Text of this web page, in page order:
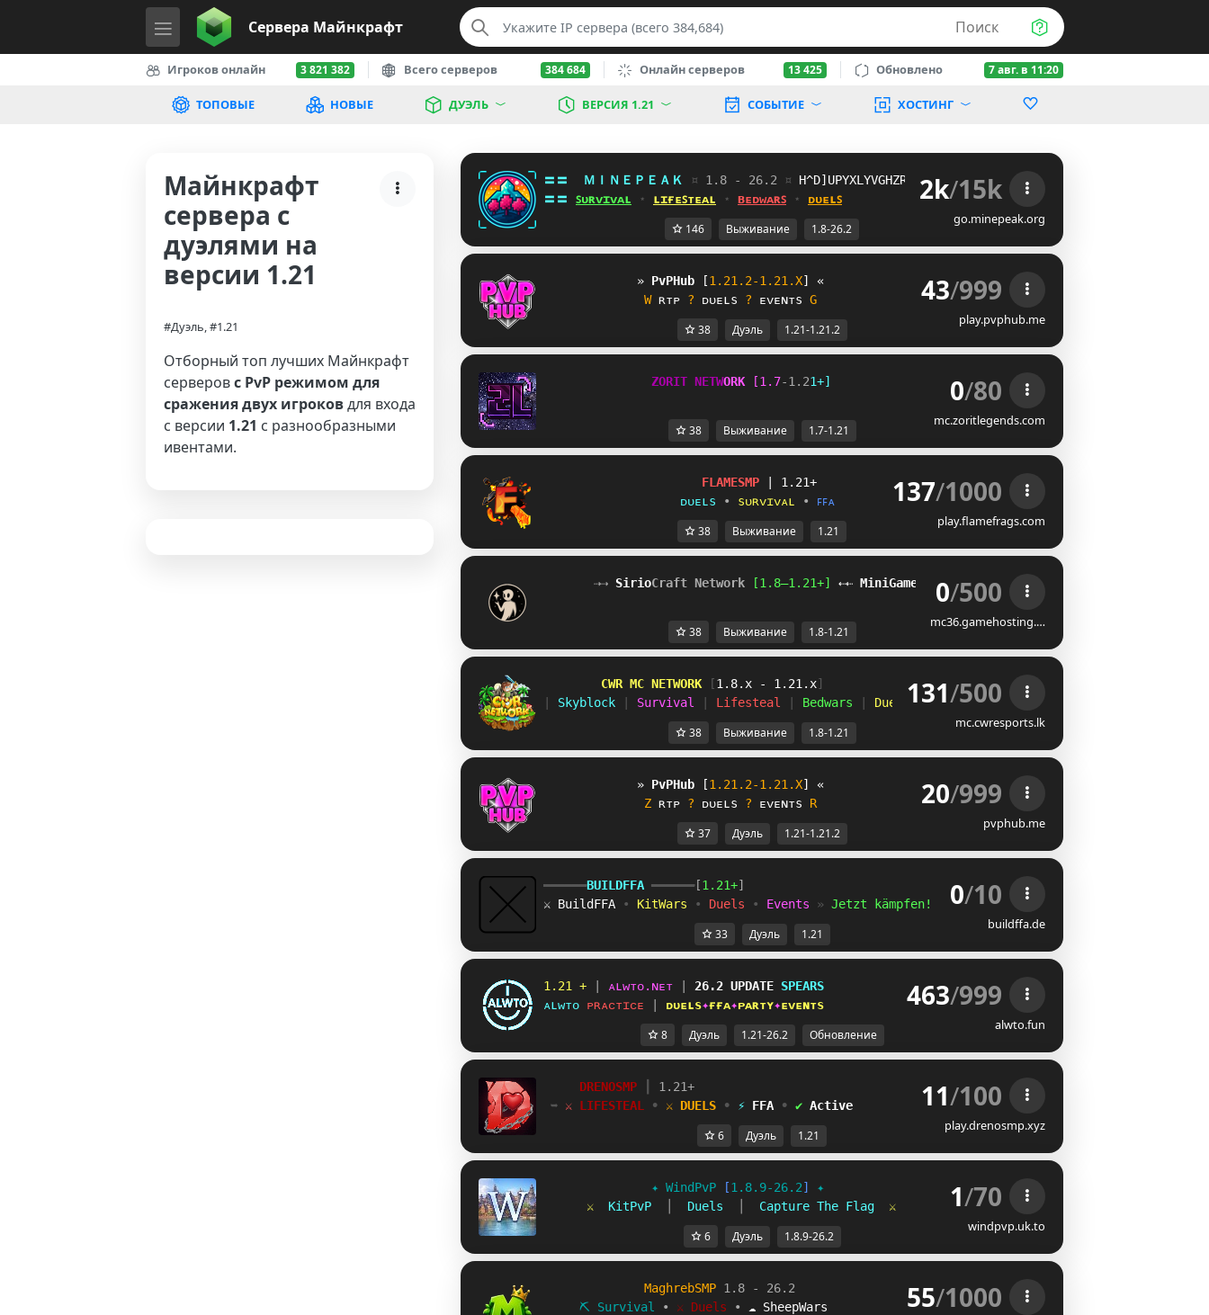
Сервера Майнкрафт Поиск
Игроков онлайн 3 821 382 Всего серверов 384 684 Онлайн серверов 13 425 Обновлено 7 авг. в 11:20
ТОПОВЫЕ НОВЫЕ ДУЭЛЬ ВЕРСИЯ 1.21 СОБЫТИЕ ХОСТИНГ
Майнкрафт
сервера с
дуэлями на
версии 1.21
#Дуэль, #1.21
Отборный топ лучших Майнкрафт
серверовс PvP режимом для
сражения двух игроковдля входа
с версии 1.21 с разнообразными
ивентами.
〓〓 ＭＩＮＥＰＥＡＫ ¤ 1.8 - 26.2 ¤ \UFWB]PDRVMXPHJUCYD[UJRTB
〓〓 ꜱᴜʀᴠɪᴠᴀʟ ⋆ ʟɪғᴇꜱᴛᴇᴀʟ ⋆ ʙᴇᴅᴡᴀʀꜱ ⋆ ᴅᴜᴇʟꜱ 2k/15k
go.minepeak.org
146 Выживание 1.8-26.2
» PvPHub [1.21.2-1.21.X] « ᴇᴜ
V ʀᴛᴘ ? ᴅᴜᴇʟs ? ᴇᴠᴇɴᴛs J 43/999
play.pvphub.me
38 Дуэль 1.21-1.21.2
ZORIT NETWORK [1 . 7-1 . 21+] Parkour HAC Survival
0/80
mc.zoritlegends.com
38 Выживание 1.7-1.21
FLAMESMP
| 1.21+
ᴅᴜᴇʟѕ
• ѕᴜʀᴠɪᴠᴀʟ • ꜰꜰᴀ 137/1000
play.flamefrags.com
38 Выживание 1.21
⇢⇢ SirioCraft Network [1.8–1.21+] ⇠⇠ MiniGames + Survival PvP
0/500
mc36.gamehosting.…
38 Выживание 1.8-1.21
CWR MC NETWORK [1.8.x - 1.21.x]
Skyblock Survival Lifesteal Bedwars Duels |
131/500
mc.cwresports.lk
38 Выживание 1.8-1.21
» PvPHub [1.21.2-1.21.X] « ᴇᴜ
Z ʀᴛᴘ ? ᴅᴜᴇʟs ? ᴇᴠᴇɴᴛs H 20/999
pvphub.me
37 Дуэль 1.21-1.21.2
━━━━━━BUILDFFA ━━━━━━[1.21+]
⚔ BuildFFA
• KitWars • Duels • Events » Jetzt kämpfen! 0/10
buildffa.de
33 Дуэль 1.21
1.21 + ᴀʟᴡᴛᴏ.ɴᴇᴛ 26.2 UPDATE SPEARS
ᴀʟᴡᴛᴏ ᴘʀᴀᴄᴛɪᴄᴇ ᴅᴜᴇʟs✦ғғᴀ✦ᴘᴀʀᴛʏ✦ᴇᴠᴇɴᴛs 463/999
alwto.fun
8 Дуэль 1.21-26.2 Обновление
DRENOSMP
1.21+
➥ ⚔ LIFESTEAL • ⚔ DUELS • ⚡ FFA • ✔ Active 11/100
play.drenosmp.xyz
6 Дуэль 1.21
✦ WindPvP [1.8.9-26.2] ✦
⚔ KitPvP Duels Capture The Flag ⚔ 1/70
windpvp.uk.to
6 Дуэль 1.8.9-26.2
MaghrebSMP 1.8 - 26.2
⛏ Survival
∙ ⚔ Duels ∙ ☁ SheepWars 55/1000